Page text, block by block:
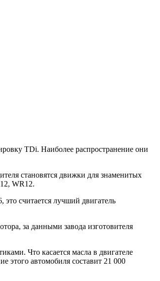
TDi. Наиболее распространение они
становятся движки для знаменитых
WR12.
считается лучший двигатель
за данными завода изготовителя
Что касается масла в двигателе
этого автомобиля составит 21 000